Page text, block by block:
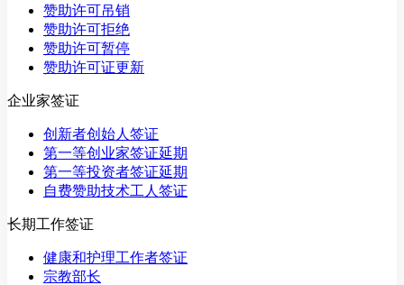
赞助许可吊销
赞助许可拒绝
赞助许可暂停
赞助许可证更新
企业家签证
创新者创始人签证
第一等创业家签证延期
第一等投资者签证延期
自费赞助技术工人签证
长期工作签证
健康和护理工作者签证
宗教部长